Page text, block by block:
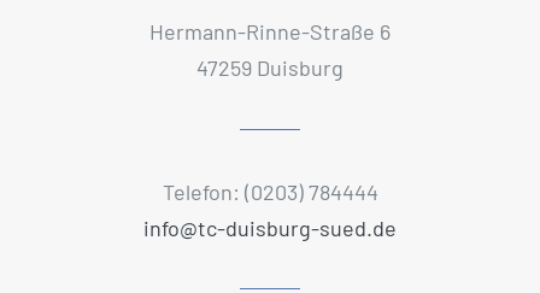
Hermann-Rinne-Straße 6
47259 Duisburg
Telefon: (0203) 784444
info@tc-duisburg-sued.de